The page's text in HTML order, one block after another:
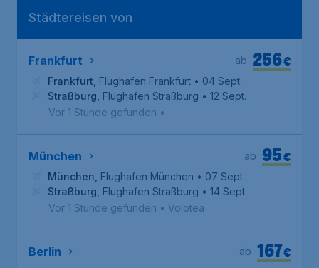
Städtereisen von
Frankfurt €
256
ab
Frankfurt Flughafen Frankfurt • 04 Sept.
Straßburg Flughafen Straßburg • 12 Sept.
Vor 1 Stunde gefunden •
München €
95
ab
München Flughafen München • 07 Sept.
Straßburg Flughafen Straßburg • 14 Sept.
Vor 1 Stunde gefunden • Volotea
Berlin €
167
ab